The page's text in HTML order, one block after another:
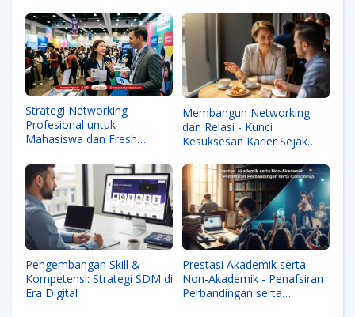
Strategi Networking
Profesional untuk
Mahasiswa dan Fresh
Membangun Networking
dan Relasi - Kunci
Kesuksesan Karier Sejak
Pengembangan Skill &
Kompetensi: Strategi SDM di
Era Digital
Prestasi Akademik serta
Non-Akademik - Penafsiran
Perbandingan serta